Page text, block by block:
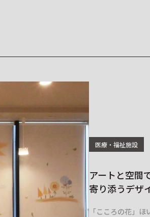
医療・福祉施設
アートと空間
寄り添うデザ
「こころの花」ほ